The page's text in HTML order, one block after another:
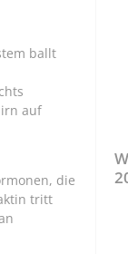
ballt
auf
die
tritt